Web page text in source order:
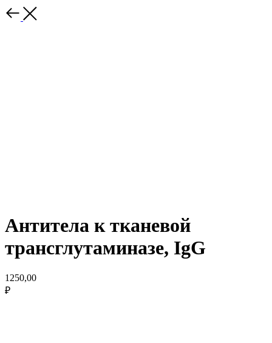
Антитела к тканевой
трансглутаминазе, IgG
1250,00
₽